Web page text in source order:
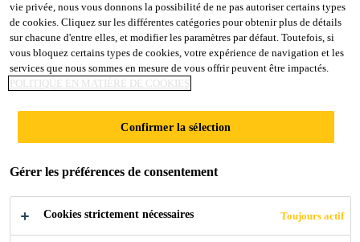
PRIMER /
ACTIVATEUR
Construction ... Primer / Activateur
vie privée, nous vous donnons la possibilité de ne pas autoriser certains types
de cookies. Cliquez sur les différentes catégories pour obtenir plus de détails
sur chacune d'entre elles, et modifier les paramètres par défaut. Toutefois, si
vous bloquez certains types de cookies, votre expérience de navigation et les
services que nous sommes en mesure de vous offrir peuvent être impactés.
POLITIQUE EN MATIÈRE DE COOKIES
Confirmer la sélection
Gérer les préférences de consentement
Cookies strictement nécessaires Toujours actif